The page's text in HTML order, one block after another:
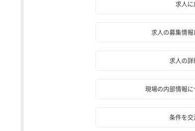
求人に
求人の募集情
求人の詳
現場の内部情報
条件を交